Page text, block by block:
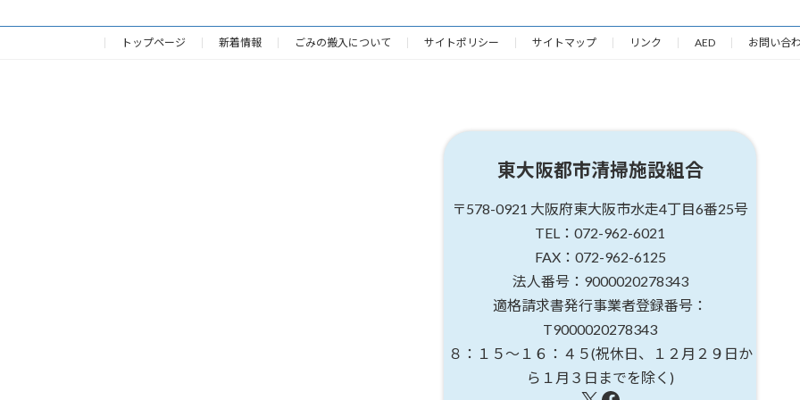
トップページ 新着情報 ごみの搬入について サイトポリシー サイトマップ リンク AED お問い合
東大阪都市清掃施設組合
〒578-0921 大阪府東大阪市水走4丁目6番25号
TEL：072-962-6021
FAX：072-962-6125
法人番号：9000020278343
適格請求書発行事業者登録番号：
T9000020278343
８：１５～１６：４５(祝休日、１２月２９日か
ら１月３日までを除く)